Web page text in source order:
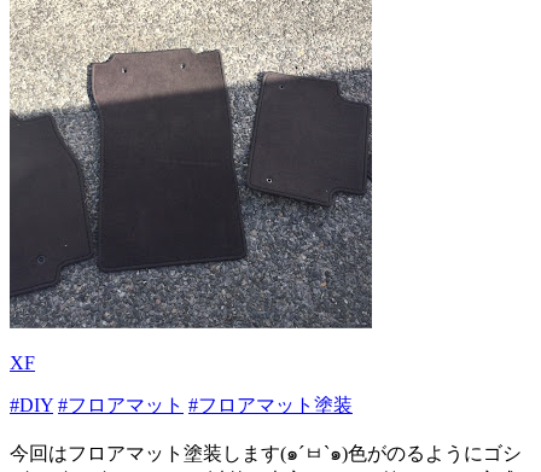
XF
#DIY #フロアマット #フロアマット塗装
今回はフロアマット塗装します(๑´ㅂ`๑)色がのるようにゴシ